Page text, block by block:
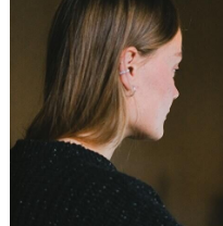
A
C
E
&